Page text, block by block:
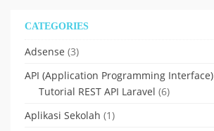
CATEGORIES
Adsense (3)
API (Application Programming Interface)
Tutorial REST API Laravel (6)
Aplikasi Sekolah (1)